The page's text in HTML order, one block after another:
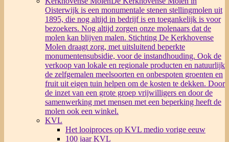
Oisterwijk is een monumentale stenen stellingmolen uit
1895, die nog altijd in bedrijf is en toegankelijk is voor
bezoekers. Nog altijd zorgen onze molenaars dat de
molen kan blijven malen. Stichting De Kerkhovense
Molen draagt zorg, met uitsluitend beperkte
monumentensubsidie, voor de instandhouding. Ook de
verkoop van lokale en regionale producten en natuurlijk
de zelfgemalen meelsoorten en onbespoten groenten en
fruit uit eigen tuin helpen om de kosten te dekken. Door
de inzet van een grote groep vrijwilligers en door de
samenwerking met mensen met een beperking heeft de
molen ook een winkel.
KVL
Het looiproces op KVL medio vorige eeuw
100 jaar KVL